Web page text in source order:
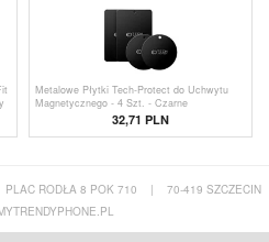
Metalowe Płytki Tech-Protect do Uchwytu
Magnetycznego - 4 Szt. - Czarne
32,71 PLN
PLAC RODŁA 8 POK 710 |
70-419 SZCZECIN